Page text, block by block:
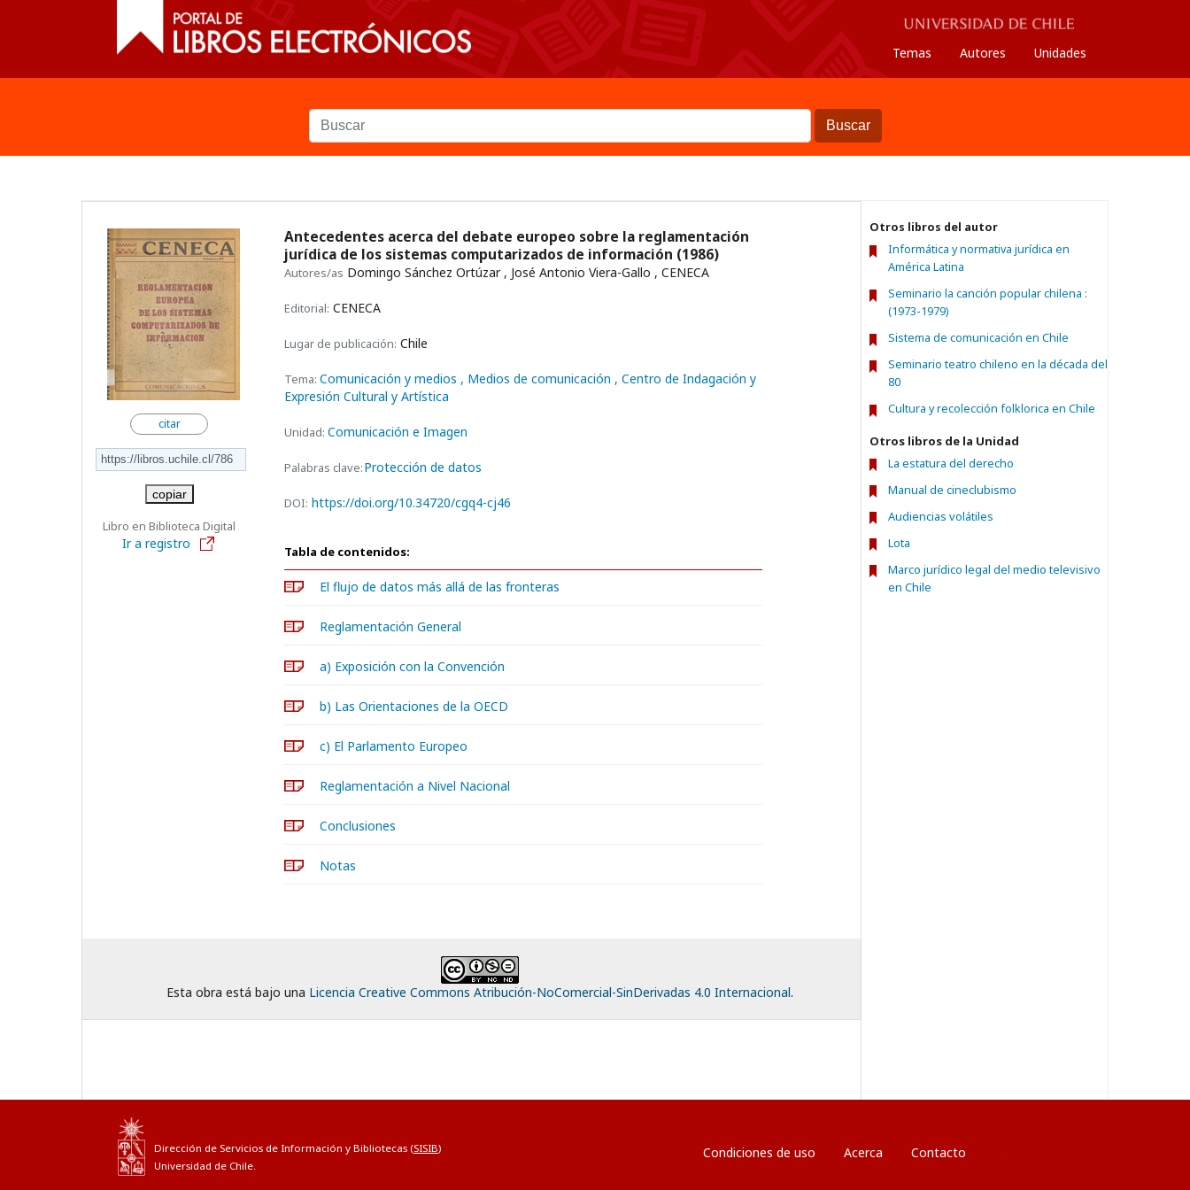
Temas Autores Unidades
Buscar
citar
copiar
Libro en Biblioteca Digital
Ir a registro
Antecedentes acerca del debate europeo sobre la reglamentación
jurídica de los sistemas computarizados de información (1986)
Autores/as Domingo Sánchez Ortúzar , José Antonio Viera-Gallo , CENECA
Editorial: CENECA
Lugar de publicación: Chile
Tema: Comunicación y medios , Medios de comunicación , Centro de Indagación y
Expresión Cultural y Artística
Unidad: Comunicación e Imagen
Palabras clave:Protección de datos
DOI: https://doi.org/10.34720/cgq4-cj46
Tabla de contenidos:
El flujo de datos más allá de las fronteras
Reglamentación General
a) Exposición con la Convención
b) Las Orientaciones de la OECD
c) El Parlamento Europeo
Reglamentación a Nivel Nacional
Conclusiones
Notas
Esta obra está bajo una Licencia Creative Commons Atribución-NoComercial-SinDerivadas 4.0 Internacional.
Otros libros del autor
Informática y normativa jurídica en
América Latina
Seminario la canción popular chilena :
(1973-1979)
Sistema de comunicación en Chile
Seminario teatro chileno en la década del
80
Cultura y recolección folklorica en Chile
Otros libros de la Unidad
La estatura del derecho
Manual de cineclubismo
Audiencias volátiles
Lota
Marco jurídico legal del medio televisivo
en Chile
Dirección de Servicios de Información y Bibliotecas (SISIB)
Universidad de Chile.
Condiciones de uso Acerca Contacto